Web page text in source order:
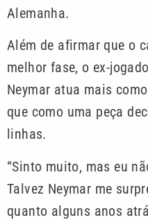
Alemanha.
Além de afirmar que o
melhor fase, o ex-
Neymar atua mais
que como uma peça
linhas.
“Sinto muito, mas eu
Talvez Neymar me
quanto alguns anos